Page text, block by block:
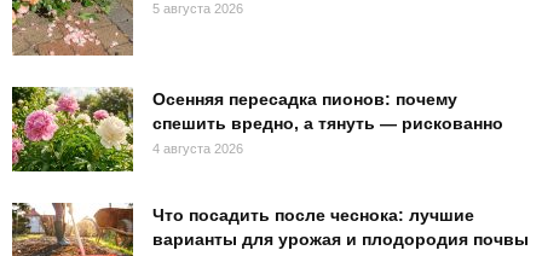
5 августа 2026
Осенняя пересадка пионов: почему
спешить вредно, а тянуть — рискованно
4 августа 2026
Что посадить после чеснока: лучшие
варианты для урожая и плодородия почвы